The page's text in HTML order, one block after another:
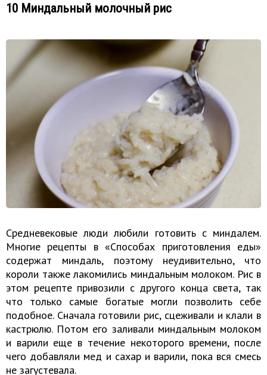
10 Миндальный молочный рис
Средневековые люди любили готовить с миндалем.
Многие рецепты в «Способах приготовления еды»
содержат миндаль, поэтому неудивительно, что
короли также лакомились миндальным молоком. Рис в
этом рецепте привозили с другого конца света, так
что только самые богатые могли позволить себе
подобное. Сначала готовили рис, сцеживали и клали в
кастрюлю. Потом его заливали миндальным молоком
и варили еще в течение некоторого времени, после
чего добавляли мед и сахар и варили, пока вся смесь
не загустевала.